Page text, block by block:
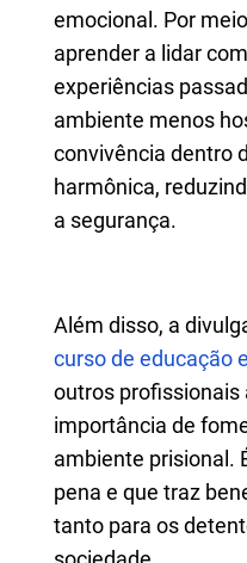
emocional. Por
aprender a lidar
experiências
ambiente menos
convivência dentro
harmônica,
a segurança.
Além disso, a
curso de educação
outros profissionais
importância de
ambiente prisional.
pena e que traz
tanto para os